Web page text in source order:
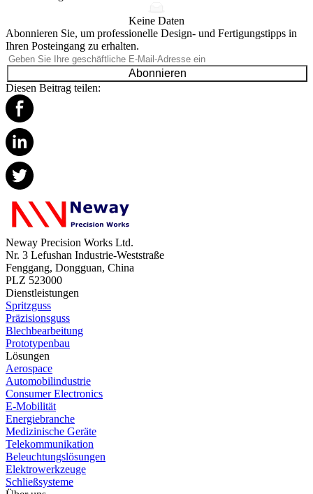
Keine Daten
Abonnieren Sie, um professionelle Design- und Fertigungstipps in
Ihren Posteingang zu erhalten.
Abonnieren
Diesen Beitrag teilen:
Neway Precision Works Ltd.
Nr. 3 Lefushan Industrie-Weststraße
Fenggang, Dongguan, China
PLZ 523000
Dienstleistungen
Spritzguss
Präzisionsguss
Blechbearbeitung
Prototypenbau
Lösungen
Aerospace
Automobilindustrie
Consumer Electronics
E-Mobilität
Energiebranche
Medizinische Geräte
Telekommunikation
Beleuchtungslösungen
Elektrowerkzeuge
Schließsysteme